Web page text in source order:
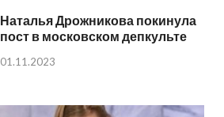
Наталья Дрожникова покинула
пост в московском депкульте
01.11.2023